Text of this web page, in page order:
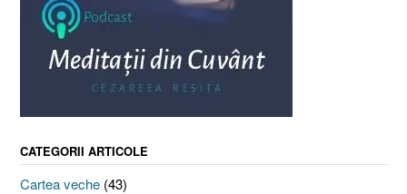
CATEGORII ARTICOLE
Cartea veche (43)